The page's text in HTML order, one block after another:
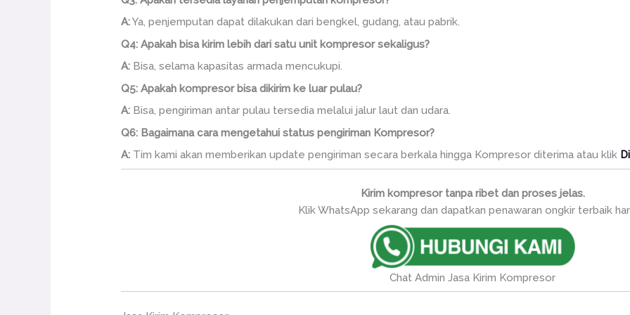
A:Ya, penjemputan dapat dilakukan dari bengkel, gudang, atau pabrik.
Q4: Apakah bisa kirim lebih dari satu unit kompresor sekaligus?
A: Bisa, selama kapasitas armada mencukupi.
Q5: Apakah kompresor bisa dikirim ke luar pulau?
A: Bisa, pengiriman antar pulau tersedia melalui jalur laut dan udara.
Q6: Bagaimana cara mengetahui status pengiriman Kompresor?
A: Tim kami akan memberikan update pengiriman secara berkala hingga Kompresor diterima atau klik
Kirim kompresor tanpa ribet dan proses jelas.
Klik WhatsApp sekarang dan dapatkan penawaran ongkir terbaik
Chat Admin Jasa Kirim Kompresor